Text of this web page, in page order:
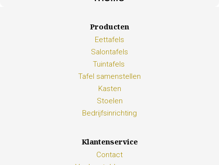
Producten
Eettafels
Salontafels
Tuintafels
Tafel samenstellen
Kasten
Stoelen
Bedrijfsinrichting
Klantenservice
Contact